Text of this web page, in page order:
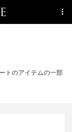
トのアイテムの一部